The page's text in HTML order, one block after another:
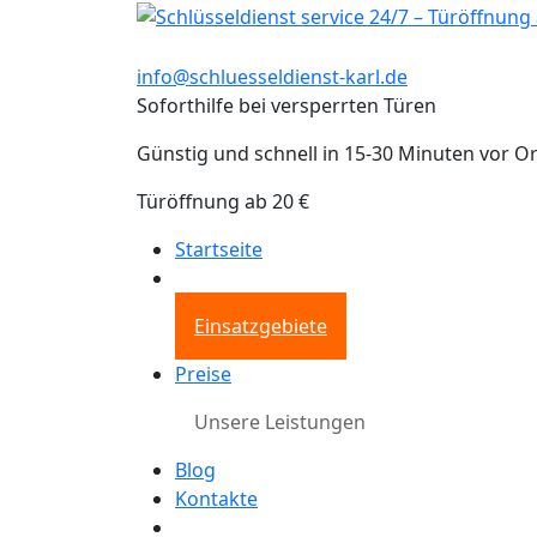
info@schluesseldienst-karl.de
Soforthilfe bei versperrten Türen
Günstig und schnell in 15-30 Minuten vor
Türöffnung ab 20 €
Startseite
Einsatzgebiete
Preise
Unsere Leistungen
Blog
Kontakte